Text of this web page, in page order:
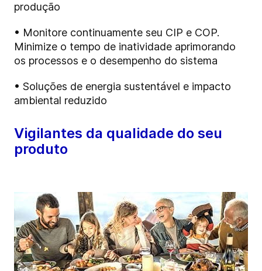
produção
• Monitore continuamente seu CIP e COP.
Minimize o tempo de inatividade aprimorando
os processos e o desempenho do sistema
• Soluções de energia sustentável e impacto
ambiental reduzido
Vigilantes da qualidade do seu
produto